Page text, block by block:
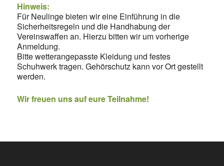
Hinweis:
Für Neulinge bieten wir eine Einführung in die
Sicherheitsregeln und die Handhabung der
Vereinswaffen an. Hierzu bitten wir um vorherige
Anmeldung.
Bitte wetterangepasste Kleidung und festes
Schuhwerk tragen. Gehörschutz kann vor Ort gestellt
werden.
Wir freuen uns auf eure Teilnahme!